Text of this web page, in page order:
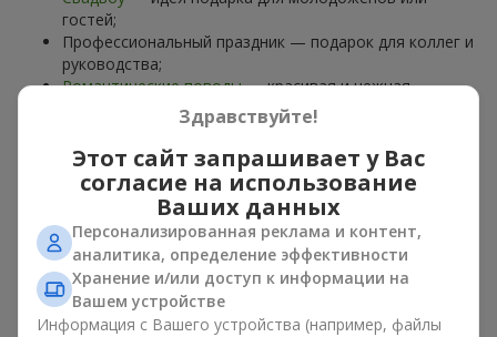
гостей;
Профессиональный праздник — подарок для коллег и
руководства;
Романтические поводы— красивая и нежная
Корпоративные события— подарок деловому
партнёру.
Цветочная корзина — универсальный подарок для любого
возраста. Стильные ручные композиции позволяют
передать любые эмоции: благодарность, восхищение,
поддержку,любовь
Виды цветочных корзин в г.
Здравствуйте!
Этот сайт запрашивает у Вас
согласие на использование
Ваших данных
Персонализированная реклама и контент,
аналитика, определение эффективности
Хранение и/или доступ к информации на
Вашем устройстве
Информация с Вашего устройства (например, файлы